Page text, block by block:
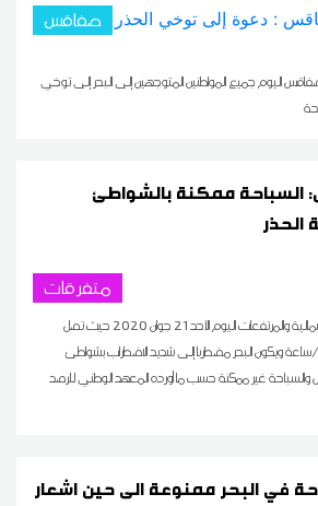
صفاقس
اليوم جميع المواطنين المتوجهين إلى البحر إلى توخي
ممكنة بالشواطئ
الحذر
متفرقات
يتواصل نشاط الرياح بالسواحل الشمالية والمرتفعات اليوم الأحد 21 جوان 2020 حيث تصل
إلى مستوى 60 كلم/ساعة ويكون البحر مضطربا إلى شديد الاضطراب بشواطئ
والسباحة غير ممكنة حسب ما أورده المعهد الوطني للرصد
في البحر ممنوعة الى حين اشعار